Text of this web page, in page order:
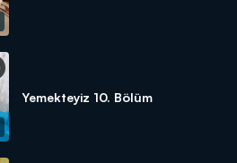
Yemekteyiz 10. Bölüm